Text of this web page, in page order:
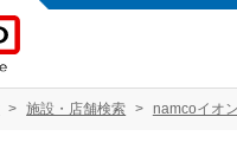
施設・店舗検索 namcoイオ